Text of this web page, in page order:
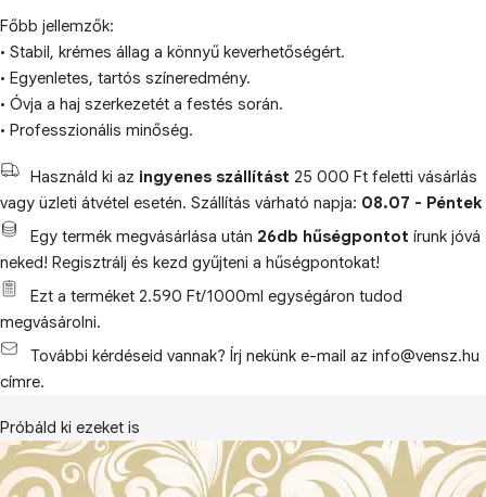
Főbb jellemzők:
• Stabil, krémes állag a könnyű keverhetőségért.
• Egyenletes, tartós színeredmény.
• Óvja a haj szerkezetét a festés során.
• Professzionális minőség.
Használd ki az ingyenes szállítást 25 000 Ft feletti vásárlás
vagy üzleti átvétel esetén. Szállítás várható napja: 08.07 - Péntek
Egy termék megvásárlása után 26db hűségpontot írunk jóvá
neked! Regisztrálj és kezd gyűjteni a hűségpontokat!
Ezt a terméket 2.590 Ft/1000ml egységáron tudod
megvásárolni.
További kérdéseid vannak? Írj nekünk e-mail az info@vensz.hu
címre.
Próbáld ki ezeket is